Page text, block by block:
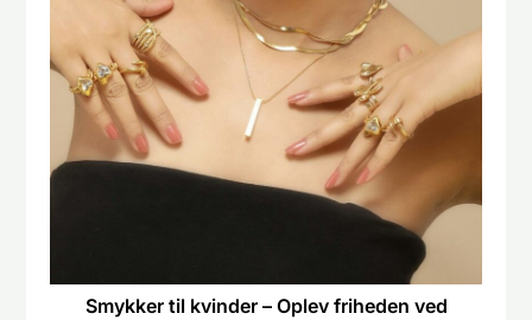
Smykker til kvinder – Oplev friheden ved